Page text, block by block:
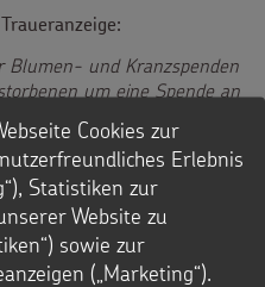
Blumen- und Kranzspenden
um eine Spende an
e.V., IBAN: DE95
Trauerfall „Name
senden wir Ihnen auf
Spender und den
Spenden zum vereinbarten
Cookies zur
Erlebnis
Statistiken zur
Website zu
sowie zur
(„Marketing“).